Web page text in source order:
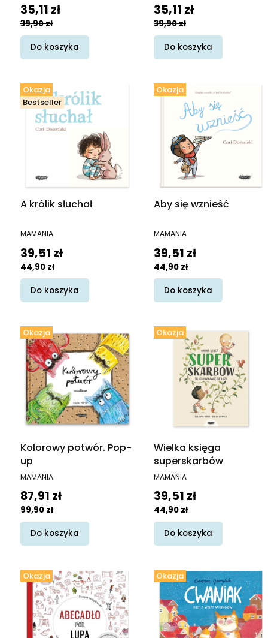
Cena promocyjna
35,11 zł
39,90 zł
Do koszyka
Cena promocyjna
35,11 zł
39,90 zł
Do koszyka
Okazja
Bestseller
A królik słuchał
PRODUCENT
MAMANIA
Cena promocyjna
39,51 zł
44,90 zł
Do koszyka
Okazja
Aby się wznieść
PRODUCENT
MAMANIA
Cena promocyjna
39,51 zł
44,90 zł
Do koszyka
Okazja
Kolorowy potwór. Pop-
up
PRODUCENT
MAMANIA
Cena promocyjna
87,91 zł
99,90 zł
Do koszyka
Okazja
Wielka księga
superskarbów
PRODUCENT
MAMANIA
Cena promocyjna
39,51 zł
44,90 zł
Do koszyka
Okazja Okazja